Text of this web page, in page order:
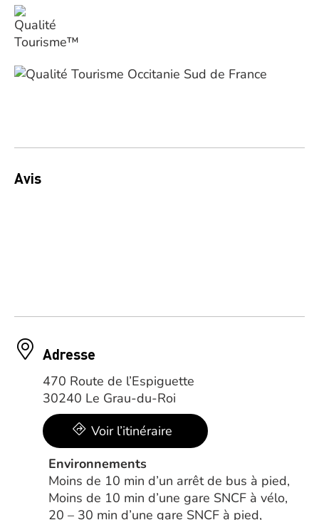
Avis
Adresse
470 Route de l’Espiguette
30240 Le Grau-du-Roi
Voir l’itinéraire
Environnements
Moins de 10 min d’un arrêt de bus à pied,
Moins de 10 min d’une gare SNCF à vélo,
20 – 30 min d’une gare SNCF à pied,